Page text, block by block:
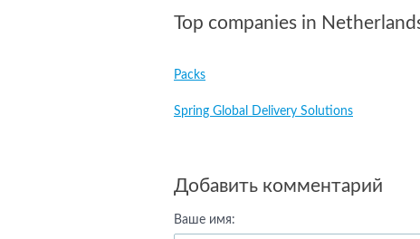
Top companies in
Packs
Spring Global Delivery Solutions
Добавить комментарий
Ваше имя: